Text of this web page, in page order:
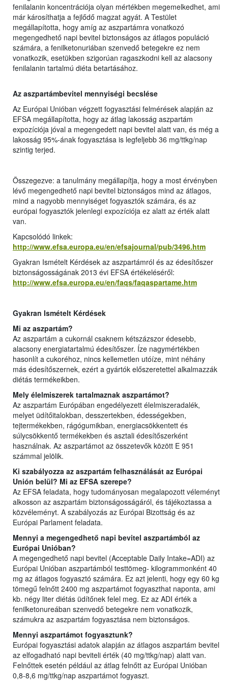
fenilalanin koncentrációja olyan mértékben megemelkedhet, ami
már károsíthatja a fejlődő magzat agyát. A Testület
megállapította, hogy amíg az aszpartámra vonatkozó
megengedhető napi bevitel biztonságos az átlagos populáció
számára, a fenilketonuriában szenvedő betegekre ez nem
vonatkozik, esetükben szigorúan ragaszkodni kell az alacsony
fenilalanin tartalmú diéta betartásához.
Az aszpartámbevitel mennyiségi becslése
Az Európai Unióban végzett fogyasztási felmérések alapján az
EFSA megállapította, hogy az átlag lakosság aszpartám
expozíciója jóval a megengedett napi bevitel alatt van, és még a
lakosság 95%-ának fogyasztása is legfeljebb 36 mg/ttkg/nap
szintig terjed.
Összegezve: a tanulmány megállapítja, hogy a most érvényben
lévő megengedhető napi bevitel biztonságos mind az átlagos,
mind a nagyobb mennyiséget fogyasztók számára, és az
európai fogyasztók jelenlegi expozíciója ez alatt az érték alatt
van.
Kapcsolódó linkek:
http://www.efsa.europa.eu/en/efsajournal/pub/3496.htm
Gyakran Ismételt Kérdések az aszpartámról és az édesítőszer
biztonságosságának 2013 évi EFSA értékeléséről:
http://www.efsa.europa.eu/en/faqs/faqaspartame.htm
Gyakran Ismételt Kérdések
Mi az aszpartám?
Az aszpartám a cukornál csaknem kétszázszor édesebb,
alacsony energiatartalmú édesítőszer. Íze nagymértékben
hasonlít a cukoréhoz, nincs kellemetlen utóíze, mint néhány
más édesítőszernek, ezért a gyártók előszeretettel alkalmazzák
diétás termékeikben.
Mely élelmiszerek tartalmaznak aszpartámot?
Az aszpartám Európában engedélyezett élelmiszeradalék,
melyet üdítőitalokban, desszertekben, édességekben,
tejtermékekben, rágógumikban, energiacsökkentett és
súlycsökkentő termékekben és asztali édesítőszerként
használnak. Az aszpartámot az összetevők között E 951
számmal jelölik.
Ki szabályozza az aszpartám felhasználását az Európai
Unión belül? Mi az EFSA szerepe?
Az EFSA feladata, hogy tudományosan megalapozott véleményt
alkosson az aszpartám biztonságosságáról, és tájékoztassa a
közvéleményt. A szabályozás az Európai Bizottság és az
Európai Parlament feladata.
Mennyi a megengedhető napi bevitel aszpartámból az
Európai Unióban?
A megengedhető napi bevitel (Acceptable Daily Intake=ADI) az
Európai Unióban aszpartámból testtömeg- kilogrammonként 40
mg az átlagos fogyasztó számára. Ez azt jelenti, hogy egy 60 kg
tömegű felnőtt 2400 mg aszpartámot fogyaszthat naponta, ami
kb. négy liter diétás üdítőnek felel meg. Ez az ADI érték a
fenilketonureában szenvedő betegekre nem vonatkozik,
számukra az aszpartám fogyasztása nem biztonságos.
Mennyi aszpartámot fogyasztunk?
Európai fogyasztási adatok alapján az átlagos aszpartám bevitel
az elfogadható napi beviteli érték (40 mg/ttkg/nap) alatt van.
Felnőttek esetén például az átlag felnőtt az Európai Unióban
0,8-8,6 mg/ttkg/nap aszpartámot fogyaszt.